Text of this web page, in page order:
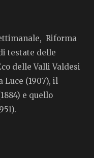
Riforma
testate delle
delle Valli Valdesi
Luce (1907), il
e quello